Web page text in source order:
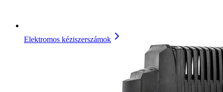
Elektromos kéziszerszámok